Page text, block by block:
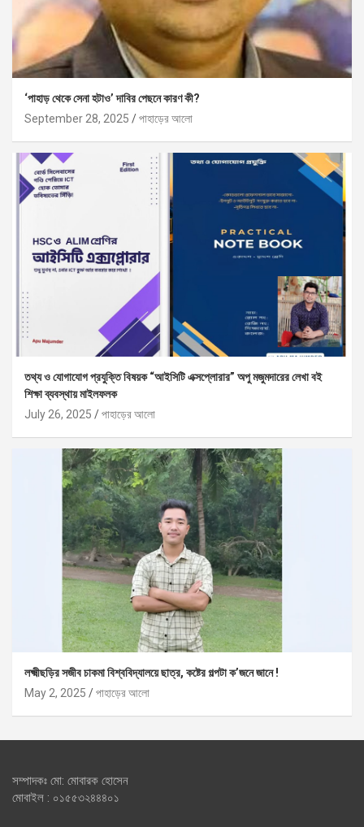
‘পাহাড় থেকে সেনা হটাও’ দাবির পেছনে কারণ কী?
September 28, 2025
পাহাড়ের আলো
তথ্য ও যোগাযোগ প্রযুক্তি বিষয়ক “আইসিটি এক্সপ্লোরার” অপু মজুমদারের লেখা বই
শিক্ষা ব্যবস্থায় মাইলফলক
July 26, 2025
পাহাড়ের আলো
লক্ষ্মীছড়ির সজীব চাকমা বিশ্ববিদ্যালয়ে ছাত্র, কষ্টের গল্পটা ক’জনে জানে !
May 2, 2025
পাহাড়ের আলো
সম্পাদকঃ মো: মোবারক হোসেন
মোবাইল : ০১৫৫৩২৪৪৪০১